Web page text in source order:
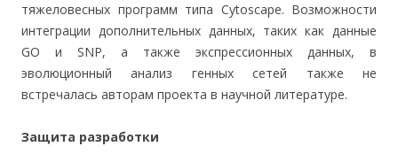
тяжеловесных программ типа Cytoscape. Возможности
интеграции дополнительных данных, таких как данные
GO и SNP, а также экспрессионных данных, в
эволюционный анализ генных сетей также не
встречалась авторам проекта в научной литературе.
Защита разработки